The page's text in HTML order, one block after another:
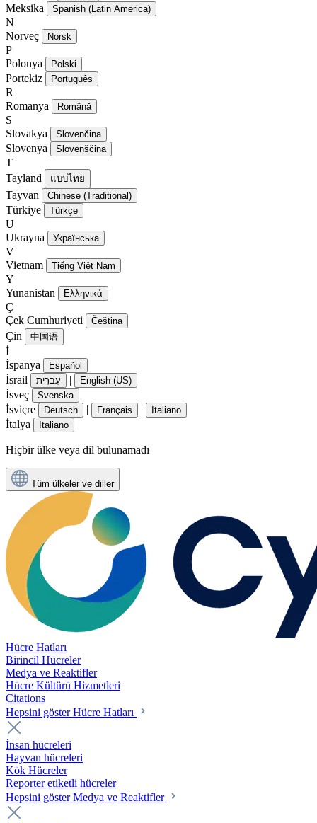
Meksika Spanish (Latin America)
N
Norveç
Norsk
P
Polonya
Polski
Portekiz Português
R
Romanya
Română
S
Slovakya
Slovenčina
Slovenya Slovenščina
T
Tayland
แบบไทย
Tayvan Chinese (Traditional)
Türkiye Türkçe
U
Ukrayna
Українська
V
Vietnam
Tiếng Việt Nam
Y
Yunanistan
Ελληνικά
Ç
Çek Cumhuriyeti
Čeština
Çin 中国语
İ
İspanya
Español
İsrail עִברִית | English (US)
İsveç Svenska
İsviçre Deutsch | Français | Italiano
İtalya Italiano
Hiçbir ülke veya dil bulunamadı
Tüm ülkeler ve diller
Hücre Hatları
Birincil Hücreler
Medya ve Reaktifler
Hücre Kültürü Hizmetleri
Citations
Hepsini göster Hücre Hatları
İnsan hücreleri
Hayvan hücreleri
Kök Hücreler
Reporter etiketli hücreler
Hepsini göster Medya ve Reaktifler